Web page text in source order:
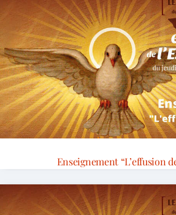
Enseignement “L’effusion